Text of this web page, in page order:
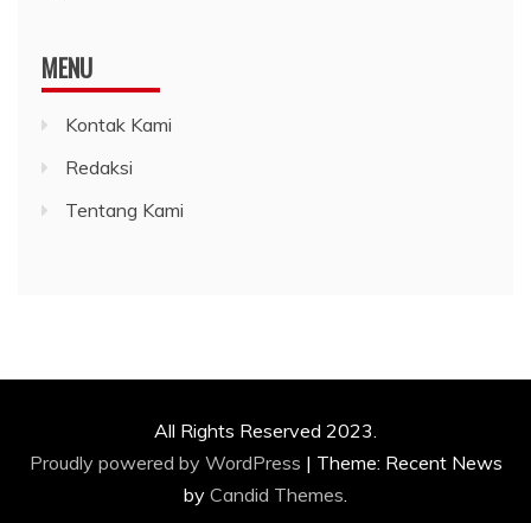
MENU
Kontak Kami
Redaksi
Tentang Kami
All Rights Reserved 2023.
Proudly powered by WordPress | Theme: Recent News
by Candid Themes.